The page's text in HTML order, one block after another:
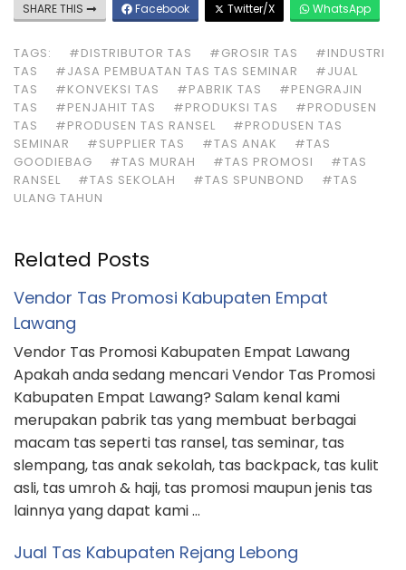
SHARE THIS Facebook Twitter/X WhatsApp
TAGS: #DISTRIBUTOR TAS #GROSIR TAS
#INDUSTRI
TAS
#JASA PEMBUATAN TAS TAS SEMINAR
#JUAL
TAS
#KONVEKSI TAS #PABRIK TAS
#PENGRAJIN
TAS
#PENJAHIT TAS #PRODUKSI TAS
#PRODUSEN
TAS
#PRODUSEN TAS RANSEL
#PRODUSEN TAS
SEMINAR
#SUPPLIER TAS #TAS ANAK
#TAS
GOODIEBAG
#TAS MURAH #TAS PROMOSI
#TAS
RANSEL
#TAS SEKOLAH #TAS SPUNBOND
#TAS
ULANG TAHUN
Related Posts
Vendor Tas Promosi Kabupaten Empat
Lawang
Vendor Tas Promosi Kabupaten Empat Lawang
Apakah anda sedang mencari Vendor Tas Promosi
Kabupaten Empat Lawang? Salam kenal kami
merupakan pabrik tas yang membuat berbagai
macam tas seperti tas ransel, tas seminar, tas
slempang, tas anak sekolah, tas backpack, tas kulit
asli, tas umroh & haji, tas promosi maupun jenis tas
lainnya yang dapat kami …
Jual Tas Kabupaten Rejang Lebong